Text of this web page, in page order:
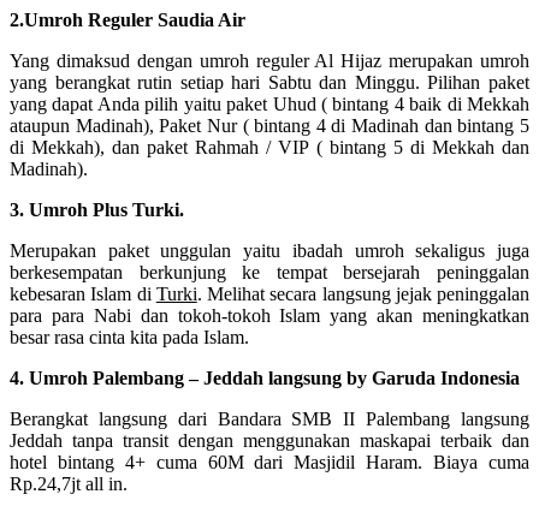
2.Umroh Reguler Saudia Air
Yang dimaksud dengan umroh reguler Al Hijaz merupakan umroh
yang berangkat rutin setiap hari Sabtu dan Minggu. Pilihan paket
yang dapat Anda pilih yaitu paket Uhud ( bintang 4 baik di Mekkah
ataupun Madinah), Paket Nur ( bintang 4 di Madinah dan bintang 5
di Mekkah), dan paket Rahmah / VIP ( bintang 5 di Mekkah dan
Madinah).
3. Umroh Plus Turki.
Merupakan paket unggulan yaitu ibadah umroh sekaligus juga
berkesempatan berkunjung ke tempat bersejarah peninggalan
kebesaran Islam di Turki. Melihat secara langsung jejak peninggalan
para para Nabi dan tokoh-tokoh Islam yang akan meningkatkan
besar rasa cinta kita pada Islam.
4. Umroh Palembang – Jeddah langsung by Garuda Indonesia
Berangkat langsung dari Bandara SMB II Palembang langsung
Jeddah tanpa transit dengan menggunakan maskapai terbaik dan
hotel bintang 4+ cuma 60M dari Masjidil Haram. Biaya cuma
Rp.24,7jt all in.